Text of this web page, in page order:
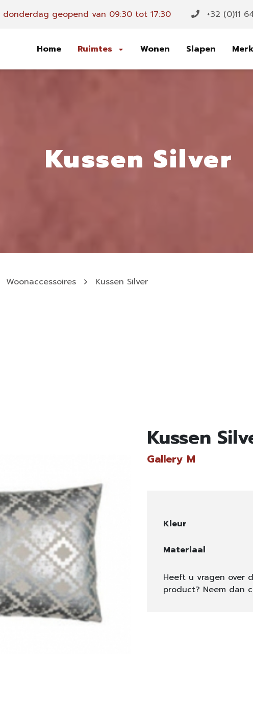
donderdag geopend van 09:30 tot 17:30 +32 (0)11
Home Ruimtes Wonen Slapen
Kussen Silver
Woonaccessoires Kussen Silver
Kussen
Gallery M
Kleur
Materiaal
Heeft u vragen over
product? Neem dan